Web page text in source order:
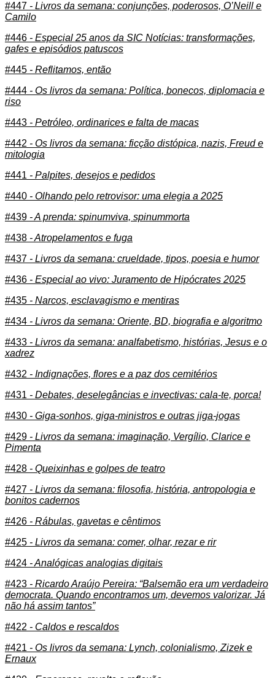
#447 - Livros da semana: conjunções, poderosos, O’Neill e
Camilo
#446 - Especial 25 anos da SIC Notícias: transformações,
gafes e episódios patuscos
#445 - Reflitamos, então
#444 - Os livros da semana: Política, bonecos, diplomacia e
riso
#443 - Petróleo, ordinarices e falta de macas
#442 - Os livros da semana: ficção distópica, nazis, Freud e
mitologia
#441 - Palpites, desejos e pedidos
#440 - Olhando pelo retrovisor: uma elegia a 2025
#439 - A prenda: spinumviva, spinummorta
#438 - Atropelamentos e fuga
#437 - Livros da semana: crueldade, tipos, poesia e humor
#436 - Especial ao vivo: Juramento de Hipócrates 2025
#435 - Narcos, esclavagismo e mentiras
#434 - Livros da semana: Oriente, BD, biografia e algoritmo
#433 - Livros da semana: analfabetismo, histórias, Jesus e o
xadrez
#432 - Indignações, flores e a paz dos cemitérios
#431 - Debates, deselegâncias e invectivas: cala-te, porca!
#430 - Giga-sonhos, giga-ministros e outras jiga-jogas
#429 - Livros da semana: imaginação, Vergílio, Clarice e
Pimenta
#428 - Queixinhas e golpes de teatro
#427 - Livros da semana: filosofia, história, antropologia e
bonitos cadernos
#426 - Rábulas, gavetas e cêntimos
#425 - Livros da semana: comer, olhar, rezar e rir
#424 - Analógicas analogias digitais
#423 - Ricardo Araújo Pereira: “Balsemão era um verdadeiro
democrata. Quando encontramos um, devemos valorizar. Já
não há assim tantos”
#422 - Caldos e rescaldos
#421 - Os livros da semana: Lynch, colonialismo, Zizek e
Ernaux